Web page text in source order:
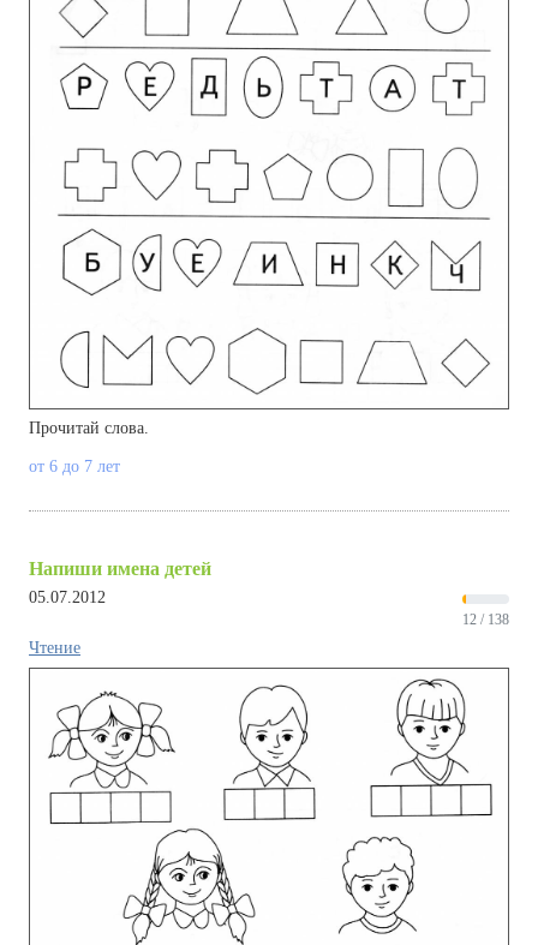
Прочитай слова.
от 6 до 7 лет
Напиши имена детей
05.07.2012
12 / 138
Чтение